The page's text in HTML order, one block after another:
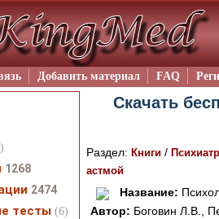
Добавить материал FAQ
Скачать
Раздел: Книги /
астмой
Название:
Автор: Боговин Л.В.,
1268
2474
тесты (6)